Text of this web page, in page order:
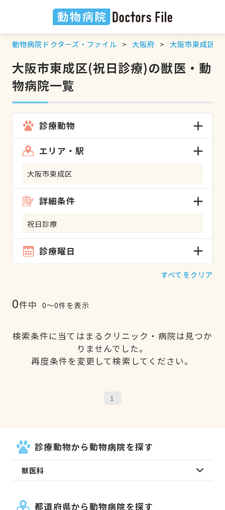
動物病院ドクターズ・ファイル 大阪府 大阪市東成区
大阪市東成区(祝日診療)の獣医・動
物病院一覧
診療動物
エリア・駅
大阪市東成区
詳細条件
祝日診療
診療曜日
すべてをクリア
0件中 0〜0件を表示
検索条件に当てはまるクリニック・病院は見つか
りませんでした。
再度条件を変更して検索してください。
1
診療動物から動物病院を探す
獣医科
都道府県から動物病院を探す